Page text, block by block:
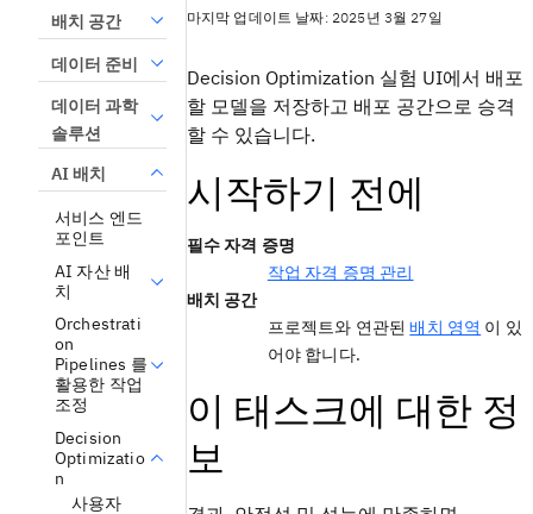
배치 공간
데이터 준비
데이터 과학
솔루션
AI 배치
서비스 엔드
포인트
AI 자산 배
치
Orchestrati
on
Pipelines 를
활용한 작업
조정
Decision
Optimizatio
n
사용자
마지막 업데이트 날짜: 2025년 3월 27일
Decision Optimization 실험 UI에서 배포
할 모델을 저장하고 배포 공간으로 승격
할 수 있습니다.
시작하기 전에
필수 자격 증명
작업 자격 증명 관리
배치 공간
프로젝트와 연관된배치 영역 이 있
어야 합니다.
이 태스크에 대한 정
보